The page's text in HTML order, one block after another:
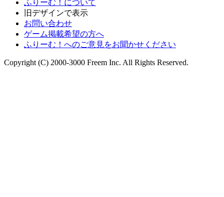
ふりーむ！について
旧デザインで表示
お問い合わせ
ゲーム掲載希望の方へ
ふりーむ！へのご意見をお聞かせください
Copyright (C) 2000-3000 Freem Inc. All Rights Reserved.